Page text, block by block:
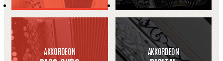
AKKORDEON AKKORDEON